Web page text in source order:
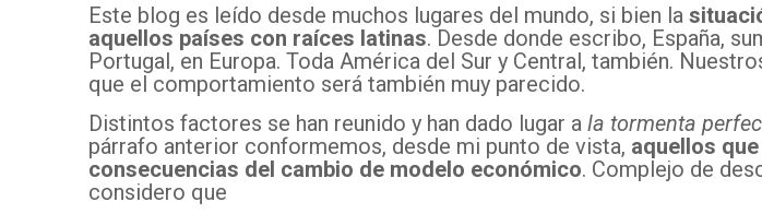
Este blog es leído desde muchos lugares del mundo, si bien la
aquellos países con raíces latinas. Desde donde escribo, España,
Portugal, en Europa. Toda América del Sur y Central, también.
que el comportamiento será también muy parecido.
Distintos factores se han reunido y han dado lugar ala tormenta
párrafo anterior conformemos, desde mi punto de vista, aquellos
consecuencias del cambio de modelo económico. Complejo de
considero que